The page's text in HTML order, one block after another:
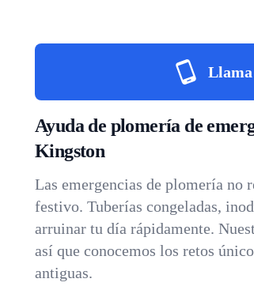
Ayuda de plomería de
Kingston
Las emergencias de plomería no
festivo. Tuberías congeladas,
arruinar tu día rápidamente.
así que conocemos los retos
antiguas.